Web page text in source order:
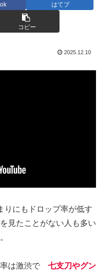
はてブ
コピー
2025.12.10
りにもドロップ率が低す
見たことがない人も多い
率は激渋で 七支刀やグン